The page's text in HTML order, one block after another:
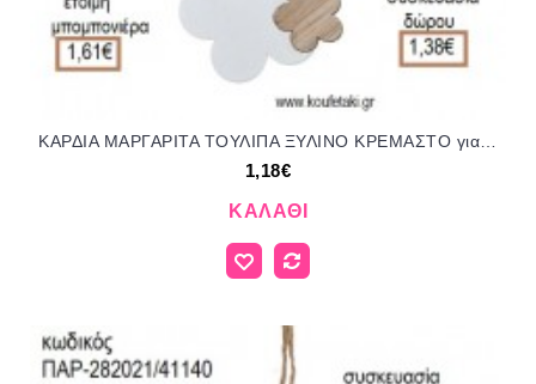
ΚΑΡΔΙΑ ΜΑΡΓΑΡΙΤΑ ΤΟΥΛΙΠΑ ΞΥΛΙΝΟ ΚΡΕΜΑΣΤΟ για μπομπονιέρες - γούρια ΠΑΡ-282014/41065 1.18€!!!
1,18€
ΚΑΛΆΘΙ